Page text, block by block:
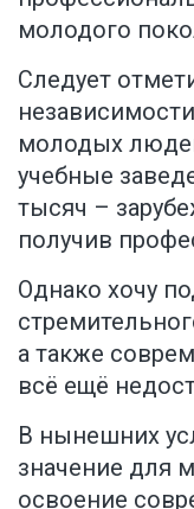
молодого
Следует
молодых
учебные
тысяч –
получив
Однако хочу
а также
всё ещё
В нынешних
значение для
освоение